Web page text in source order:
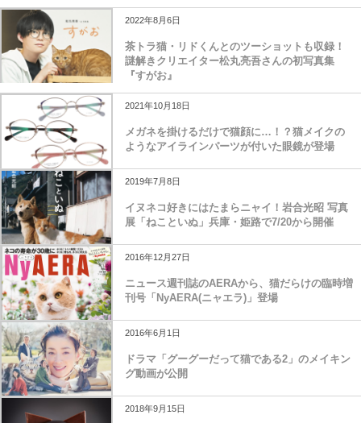
2022年8月6日
茶トラ猫・リドくんとのツーショットも収録！
謎解きクリエイター松丸亮吾さんの初写真集
『すがお』
2021年10月18日
メガネを掛けるだけで猫顔に…！？猫メイクの
ようなアイラインパーツが付いた眼鏡が登場
2019年7月8日
イヌネコ好きにはたまらニャイ！岩合光昭 写真
展「ねこといぬ」兵庫・姫路で7/20から開催
2016年12月27日
ニュース週刊誌のAERAから、猫だらけの臨時増
刊号「NyAERA(ニャエラ)」登場
2016年6月1日
ドラマ「グーグーだって猫である2」のメイキン
グ動画が公開
2018年9月15日